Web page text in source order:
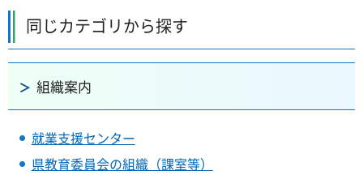
同じカテゴリから探す
組織案内
就業支援センター
県教育委員会の組織（課室等）